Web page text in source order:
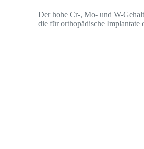
Der hohe Cr-, Mo- und W-
die für orthopädische Implantate